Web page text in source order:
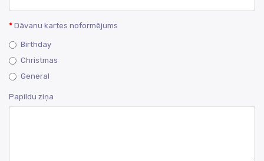
Dāvanu kartes noformējums
Birthday
Christmas
General
Papildu ziņa